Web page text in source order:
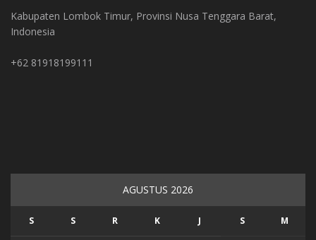
Kabupaten Lombok Timur, Provinsi Nusa Tenggara Barat,
Indonesia
+62 81918199111
AGUSTUS 2026
S S R K J S M